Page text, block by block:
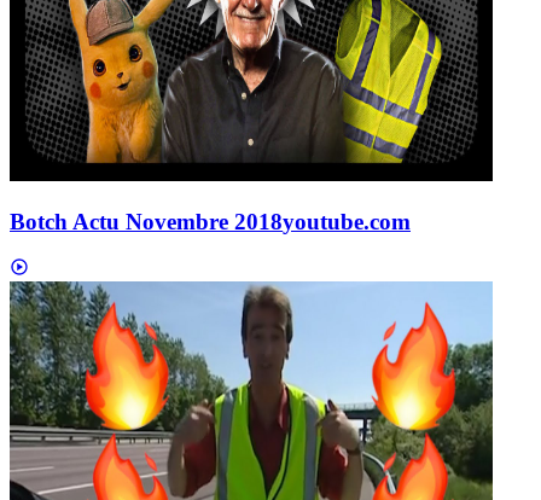
Botch Actu Novembre 2018youtube.com